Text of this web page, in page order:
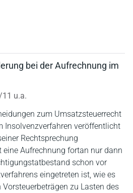
bei der Aufrechnung im
11 u.a.
zum Umsatzsteuerrecht
Insolvenzverfahren veröffentlicht
Rechtsprechung
eine Aufrechnung fortan nur dann
schon vor
eingetreten ist, wie es
zu Lasten des